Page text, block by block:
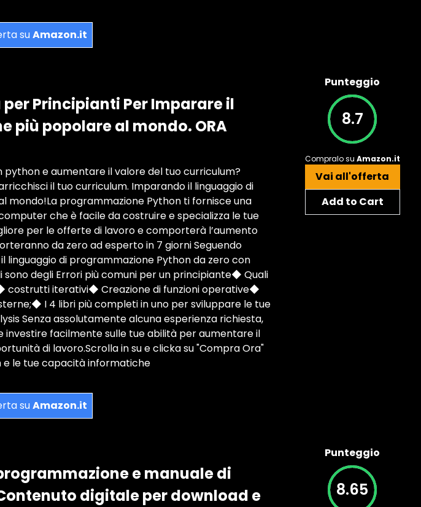
suAmazon.it
per Principianti Per Imparare il
più popolare al mondo. ORA
e aumentare il valore del tuo curriculum?
il tuo curriculum. Imparando il linguaggio di
mondo!La programmazione Python ti fornisce una
che è facile da costruire e specializza le tue
per le offerte di lavoro e comporterà l’aumento
da zero ad esperto in 7 giorni Seguendo
di programmazione Python da zero con
degli Errori più comuni per un principiante◆ Quali
costrutti iterativi◆ Creazione di funzioni operative◆
I 4 libri più completi in uno per sviluppare le tue
Senza assolutamente alcuna esperienza richiesta,
investire facilmente sulle tue abilità per aumentare il
di lavoro.Scrolla in su e clicka su "Compra Ora"
e le tue capacità informatiche
suAmazon.it
Punteggio
8.7
Compralo su Amazon.it
Vai all'offerta
Add to Cart
e manuale di
digitale per download e
Punteggio
8.65